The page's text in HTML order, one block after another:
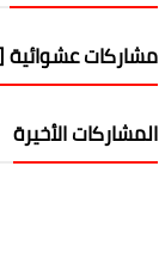
مشاركات
المشاركات الأخيرة